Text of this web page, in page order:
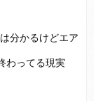
分かるけどエア
わってる現実